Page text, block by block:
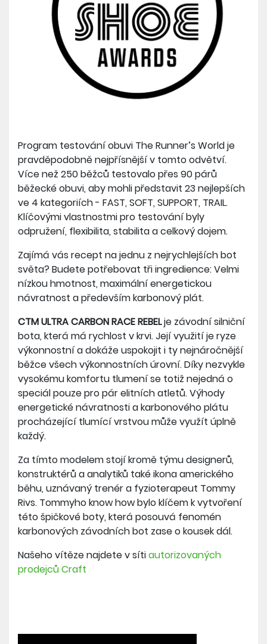
Program testování obuvi The Runner’s World je
pravděpodobně nejpřísnější v tomto odvětví.
Více než 250 běžců testovalo přes 90 párů
běžecké obuvi, aby mohli představit 23 nejlepších
ve 4 kategoriích - FAST, SOFT, SUPPORT, TRAIL.
Klíčovými vlastnostmi pro testování byly
odpružení, flexibilita, stabilita a celkový dojem.
Zajímá vás recept na jednu z nejrychlejších bot
světa? Budete potřebovat tři ingredience: Velmi
nízkou hmotnost, maximální energetickou
návratnost a především karbonový plát.
CTM ULTRA CARBON RACE REBELje závodní silniční
bota, která má rychlost v krvi. Její využití je ryze
výkonnostní a dokáže uspokojit i ty nejnáročnější
běžce všech výkonnostních úrovní. Díky nezvykle
vysokému komfortu tlumení se totiž nejedná o
speciál pouze pro pár elitních atletů. Výhody
energetické návratnosti a karbonového plátu
procházející tlumící vrstvou může využít úplně
každý.
Za tímto modelem stojí kromě týmu designerů,
konstruktérů a analytiků také ikona amerického
běhu, uznávaný trenér a fyzioterapeut Tommy
Rivs. Tommyho know how bylo klíčem k vytvoření
této špičkové boty, která posouvá fenomén
karbonových závodních bot zase o kousek dál.
Našeho vítěze najdete v sítiautorizovaných
prodejců Craft